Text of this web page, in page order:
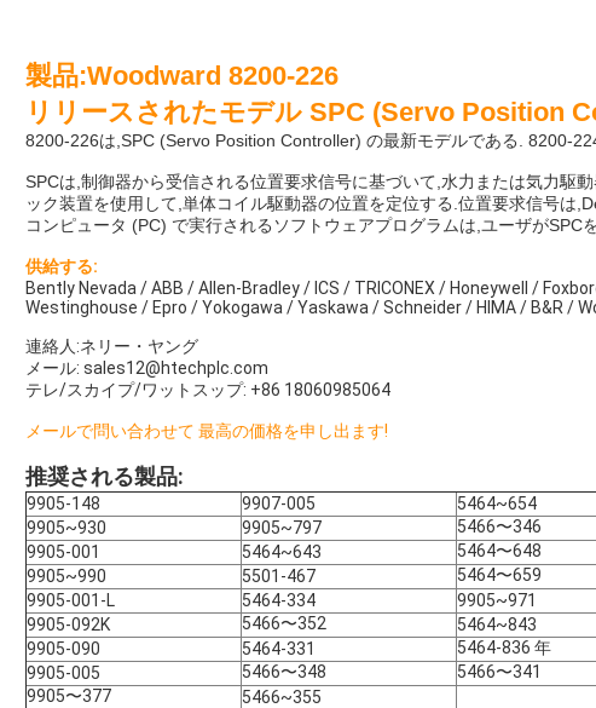
製品:Woodward 8200-226
リリースされたモデル SPC (Servo Position
8200-226は,SPC (Servo Position Controller) の最新モデルである. 8200-
SPCは,制御器から受信される位置要求信号に基づいて,水力または気力駆
ック装置を使用して,単体コイル駆動器の位置を定位する.位置要求信号は
コンピュータ (PC) で実行されるソフトウェアプログラムは,ユーザがSPC
供給する:
Bently Nevada / ABB / Allen-Bradley / ICS / TRICONEX / Honeywell /
Westinghouse / Epro / Yokogawa / Yaskawa / Schneider / HIMA / B&R /
連絡人:ネリー・ヤング
メール: sales12@htechplc.com
テレ/スカイプ/ワットスップ: +86 18060985064
メールで問い合わせて 最高の価格を申し出ます!
推奨される製品:
9905-148 9907-005
5464~654
9905~930
9905~797
5466〜346
9905-001
5464~643
5464〜648
9905~990
5501-467
5464〜659
9905-001-L
5464-334
9905~971
9905-092K
5466〜352
5464~843
9905-090
5464-331
5464-836 年
9905-005
5466〜348
5466〜341
9905〜377
5466~355